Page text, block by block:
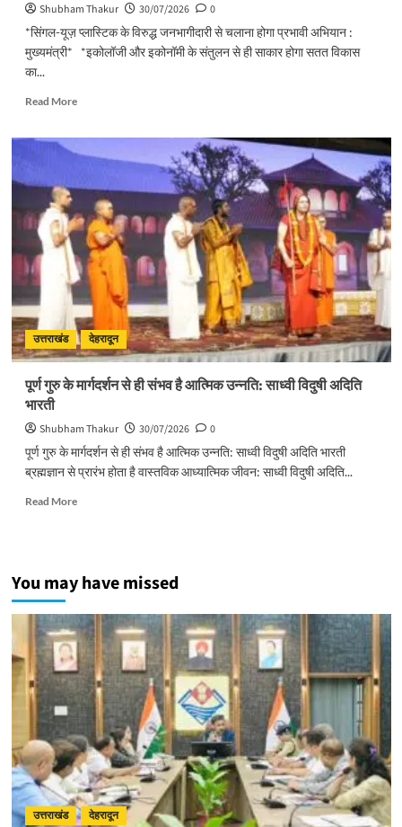
Shubham Thakur 30/07/2026
0
*सिंगल-यूज़ प्लास्टिक के विरुद्ध जनभागीदारी से चलाना होगा प्रभावी अभियान :
मुख्यमंत्री* *इकोलॉजी और इकोनॉमी के संतुलन से ही साकार होगा सतत विकास
का...
Read MoreRead
विरुद्ध
जनभागीदारी
से
चलाना
होगा
प्रभावी
अभियान
:
मुख्यमंत्री
उत्तराखंड देहरादून
पूर्ण गुरु के मार्गदर्शन से ही संभव है आत्मिक उन्नति: साध्वी विदुषी अदिति
भारती
Shubham Thakur 30/07/2026
0
पूर्ण गुरु के मार्गदर्शन से ही संभव है आत्मिक उन्नति: साध्वी विदुषी अदिति भारती
ब्रह्मज्ञान से प्रारंभ होता है वास्तविक आध्यात्मिक जीवन: साध्वी विदुषी अदिति...
Read MoreRead
के
से
ही
है
आत्मिक
उन्नति:
विदुषी
अदिति
भारती
You may have missed
उत्तराखंड देहरादून